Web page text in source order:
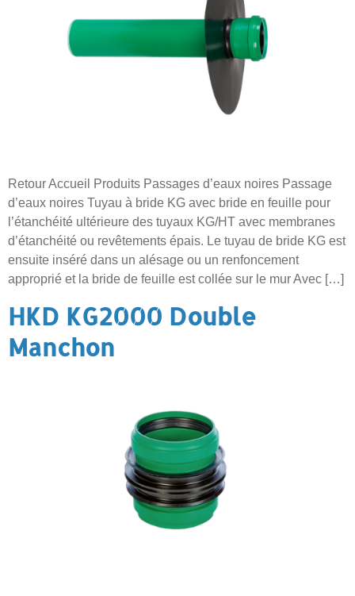
Retour Accueil Produits Passages d’eaux noires Passage
d’eaux noires Tuyau à bride KG avec bride en feuille pour
l’étanchéité ultérieure des tuyaux KG/HT avec membranes
d’étanchéité ou revêtements épais. Le tuyau de bride KG est
ensuite inséré dans un alésage ou un renfoncement
approprié et la bride de feuille est collée sur le mur Avec […]
HKD KG2000 Double
Manchon